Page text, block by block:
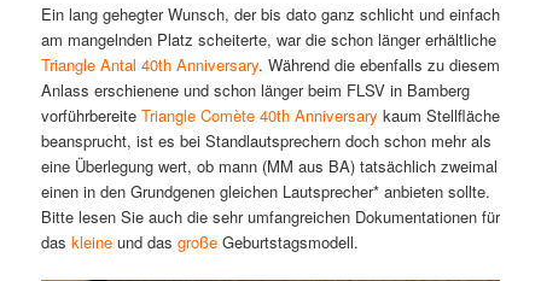
Ein lang gehegter Wunsch, der bis dato ganz schlicht und einfach
am mangelnden Platz scheiterte, war die schon länger erhältliche
Triangle Antal 40th Anniversary. Während die ebenfalls zu diesem
Anlass erschienene und schon länger beim FLSV in Bamberg
vorführbereite Triangle Comète 40th Anniversary kaum Stellfläche
beansprucht, ist es bei Standlautsprechern doch schon mehr als
eine Überlegung wert, ob mann (MM aus BA) tatsächlich zweimal
einen in den Grundgenen gleichen Lautsprecher* anbieten sollte.
Bitte lesen Sie auch die sehr umfangreichen Dokumentationen für
das kleineund das großeGeburtstagsmodell.